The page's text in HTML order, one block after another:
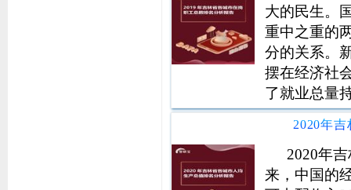
大的民生。
重中之重的
分的关系。
摆在经济社
了就业总量
劳动力市场
了重大积极
中央领导下
2020年
来，中国的